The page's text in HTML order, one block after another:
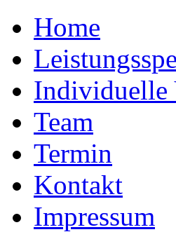
Home
Individuelle
Team
Termin
Kontakt
Impressum